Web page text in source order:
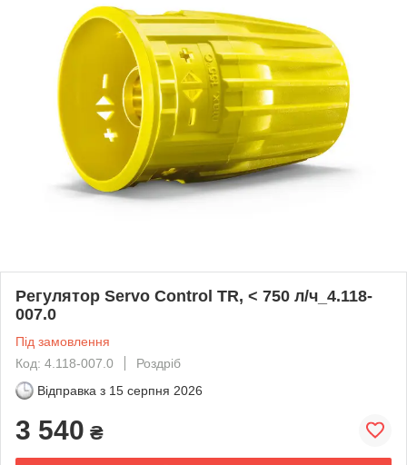
Регулятор Servo Control TR, < 750 л/ч_4.118-
007.0
Під замовлення
Код: 4.118-007.0
Роздріб
Відправка з 15 серпня 2026
3 540 ₴